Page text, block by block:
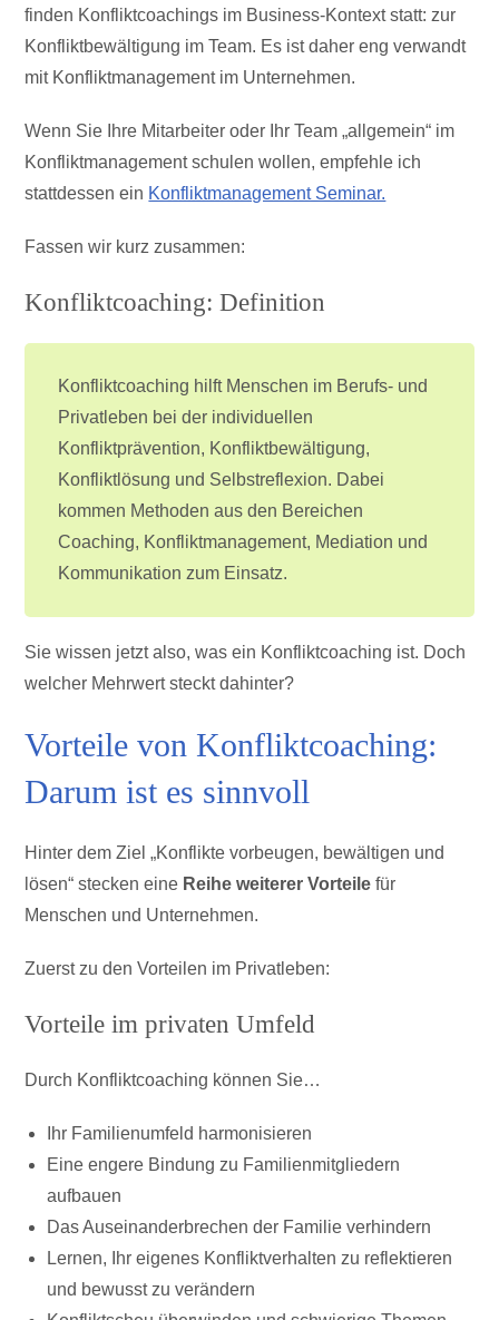
finden Konfliktcoachings im Business-Kontext statt: zur
Konfliktbewältigung im Team. Es ist daher eng verwandt
mit Konfliktmanagement im Unternehmen.
Wenn Sie Ihre Mitarbeiter oder Ihr Team „allgemein“ im
Konfliktmanagement schulen wollen, empfehle ich
stattdessen ein Konfliktmanagement Seminar.
Fassen wir kurz zusammen:
Konfliktcoaching: Definition
Konfliktcoaching hilft Menschen im Berufs- und
Privatleben bei der individuellen
Konfliktprävention, Konfliktbewältigung,
Konfliktlösung und Selbstreflexion. Dabei
kommen Methoden aus den Bereichen
Coaching, Konfliktmanagement, Mediation und
Kommunikation zum Einsatz.
Sie wissen jetzt also, was ein Konfliktcoaching ist. Doch
welcher Mehrwert steckt dahinter?
Vorteile von Konfliktcoaching:
Darum ist es sinnvoll
Hinter dem Ziel „Konflikte vorbeugen, bewältigen und
lösen“ stecken eine Reihe weiterer Vorteile für
Menschen und Unternehmen.
Zuerst zu den Vorteilen im Privatleben:
Vorteile im privaten Umfeld
Durch Konfliktcoaching können Sie…
Ihr Familienumfeld harmonisieren
Eine engere Bindung zu Familienmitgliedern
aufbauen
Das Auseinanderbrechen der Familie verhindern
Lernen, Ihr eigenes Konfliktverhalten zu reflektieren
und bewusst zu verändern